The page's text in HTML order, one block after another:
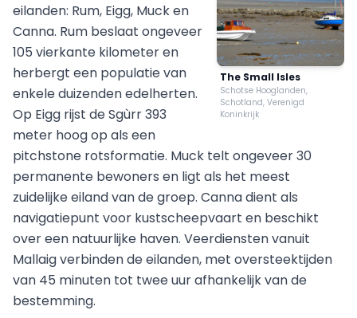
The Small Isles
Schotse Hooglanden,
Schotland, Verenigd
Koninkrijk
eilanden: Rum, Eigg, Muck en
Canna. Rum beslaat ongeveer
105 vierkante kilometer en
herbergt een populatie van
enkele duizenden edelherten.
Op Eigg rijst de Sgùrr 393
meter hoog op als een
pitchstone rotsformatie. Muck telt ongeveer 30
permanente bewoners en ligt als het meest
zuidelijke eiland van de groep. Canna dient als
navigatiepunt voor kustscheepvaart en beschikt
over een natuurlijke haven. Veerdiensten vanuit
Mallaig verbinden de eilanden, met oversteektijden
van 45 minuten tot twee uur afhankelijk van de
bestemming.